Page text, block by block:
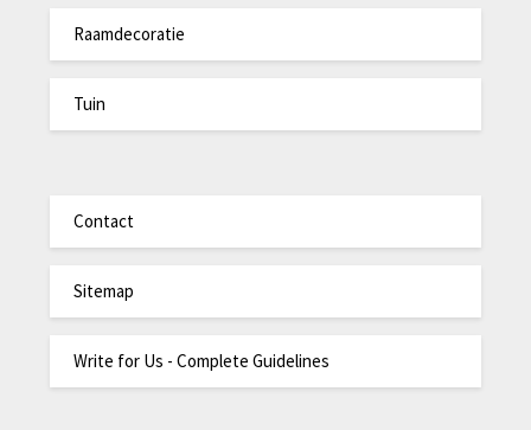
Raamdecoratie
Tuin
Contact
Sitemap
Write for Us - Complete Guidelines